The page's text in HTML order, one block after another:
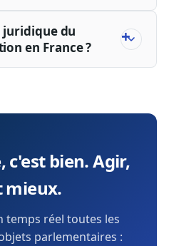
juridique du
en France ?
c'est bien. Agir,
mieux.
temps réel toutes les
parlementaires :